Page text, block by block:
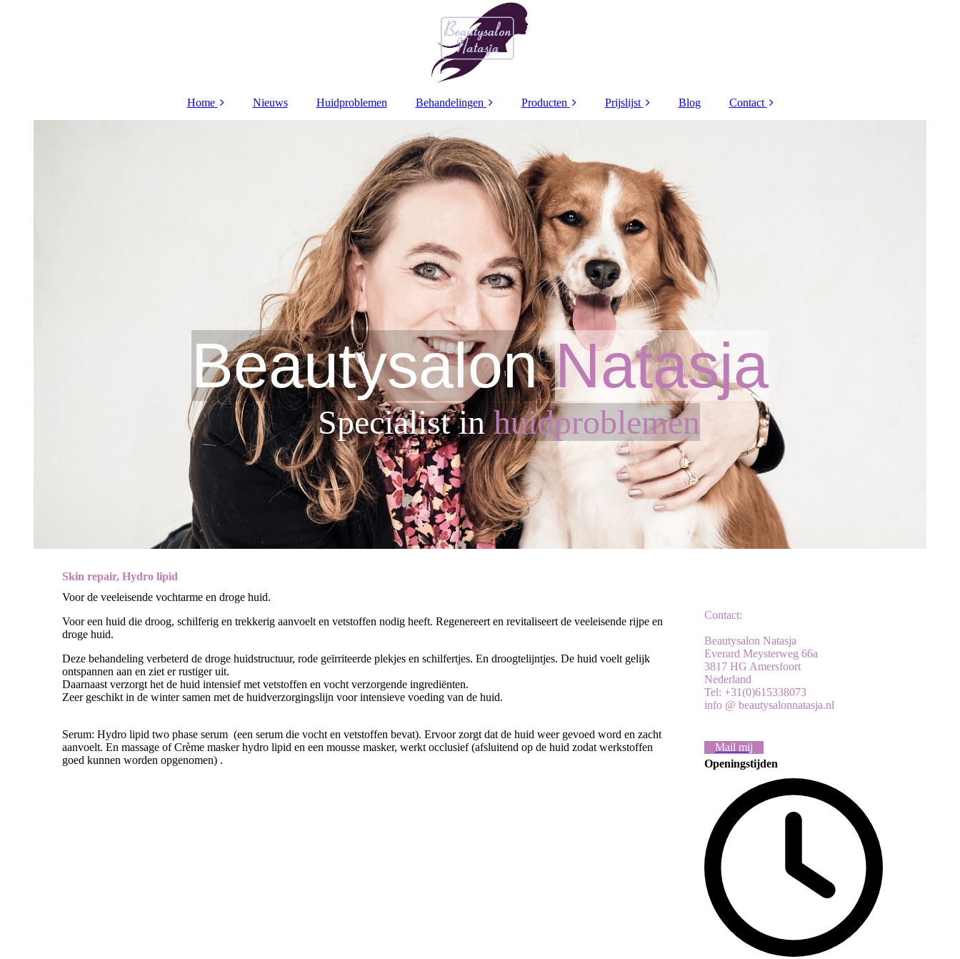
Home Nieuws Huidproblemen Behandelingen
Dr Grandel
Dr Schrammek
Pigment treatment
Retinol Treatment
Coaguleren
Producten
Dr Grandel
Dr Schrammek
Arabesque make up
Ampullen
Maskers
Caption Lacq3
Nagellak
Prijslijst
Dr Schrammek
Overige
behandelingen
Blog Contact
Beautysalon Natasja
Specialist inhuidproblemen
Skin repair, Hydro lipid
Voor de veeleisende vochtarme en droge huid.
Voor een huid die droog, schilferig en trekkerig aanvoelt en vetstoffen nodig heeft. Regenereert en revitaliseert de veeleisende rijpe en
droge huid.
Deze behandeling verbeterd de droge huidstructuur, rode geïrriteerde plekjes en schilfertjes. En droogtelijntjes. De huid voelt gelijk
ontspannen aan en ziet er rustiger uit.
Daarnaast verzorgt het de huid intensief met vetstoffen en vocht verzorgende ingrediënten.
Zeer geschikt in de winter samen met de huidverzorgingslijn voor intensieve voeding van de huid.
Serum: Hydro lipid two phase serum (een serum die vocht en vetstoffen bevat). Ervoor zorgt dat de huid weer gevoed word en zacht
aanvoelt. En massage of Crème masker hydro lipid en een mousse masker, werkt occlusief (afsluitend op de huid zodat werkstoffen
goed kunnen worden opgenomen) .
Contact:
Beautysalon Natasja
Everard Meysterweg 66a
3817 HG Amersfoort
Nederland
Tel: +31(0)615338073
info @ beautysalonnatasja.nl
Mail mij
Openingstijden